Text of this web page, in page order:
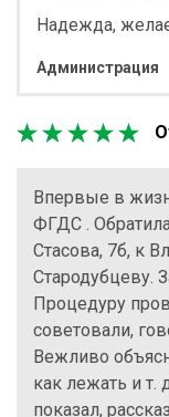
Надежда,
Администрация
Впервые в
ФГДС .
Стасова, 7б, к
Стародубцеву.
Процедуру
советовали,
Вежливо
как лежать и т.
показал,